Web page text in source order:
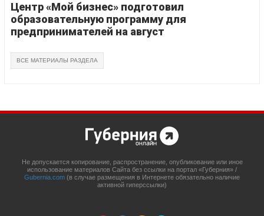
Центр «Мой бизнес» подготовил
образовательную программу для
предпринимателей на август
ВСЕ МАТЕРИАЛЫ РАЗДЕЛА
Не допускается копирование, распространение, опубликование или иное
использование материалов Сайта без ссылки на портал «Губерния» /
Gubernia.com (в случае размещения в Интернете обязательно наличие
активной гиперссылки)